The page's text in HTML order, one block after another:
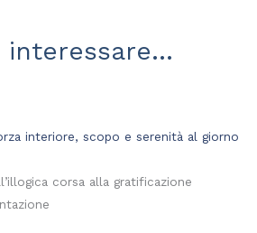
interiore, scopo e serenità al giorno
corsa alla gratificazione